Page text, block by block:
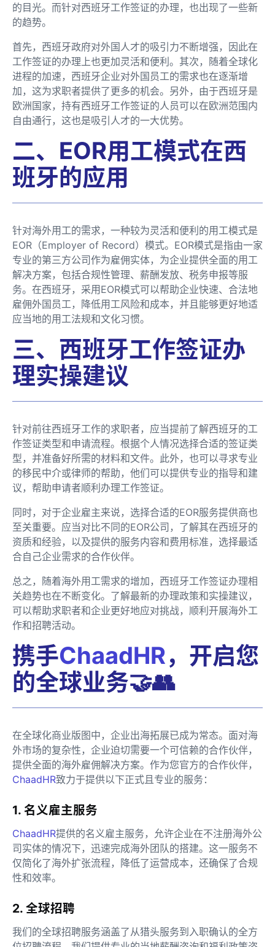
的目光。而针对西班牙工作签证的办理，也出现了一些新
的趋势。
首先，西班牙政府对外国人才的吸引力不断增强，因此在
工作签证的办理上也更加灵活和便利。其次，随着全球化
进程的加速，西班牙企业对外国员工的需求也在逐渐增
加，这为求职者提供了更多的机会。另外，由于西班牙是
欧洲国家，持有西班牙工作签证的人员可以在欧洲范围内
自由通行，这也是吸引人才的一大优势。
二、EOR用工模式在西
班牙的应用
针对海外用工的需求，一种较为灵活和便利的用工模式是
EOR（Employer of Record）模式。EOR模式是指由一家
专业的第三方公司作为雇佣实体，为企业提供全面的用工
解决方案，包括合规性管理、薪酬发放、税务申报等服
务。在西班牙，采用EOR模式可以帮助企业快速、合法地
雇佣外国员工，降低用工风险和成本，并且能够更好地适
应当地的用工法规和文化习惯。
三、西班牙工作签证办
理实操建议
针对前往西班牙工作的求职者，应当提前了解西班牙的工
作签证类型和申请流程。根据个人情况选择合适的签证类
型，并准备好所需的材料和文件。此外，也可以寻求专业
的移民中介或律师的帮助，他们可以提供专业的指导和建
议，帮助申请者顺利办理工作签证。
同时，对于企业雇主来说，选择合适的EOR服务提供商也
至关重要。应当对比不同的EOR公司，了解其在西班牙的
资质和经验，以及提供的服务内容和费用标准，选择最适
合自己企业需求的合作伙伴。
总之，随着海外用工需求的增加，西班牙工作签证办理相
关趋势也在不断变化。了解最新的办理政策和实操建议，
可以帮助求职者和企业更好地应对挑战，顺利开展海外工
作和招聘活动。
携手ChaadHR，开启您
的全球业务🤝👥
在全球化商业版图中，企业出海拓展已成为常态。面对海
外市场的复杂性，企业迫切需要一个可信赖的合作伙伴，
提供全面的海外雇佣解决方案。作为您官方的合作伙伴，
ChaadHR致力于提供以下正式且专业的服务：
1. 名义雇主服务
ChaadHR提供的名义雇主服务，允许企业在不注册海外公
司实体的情况下，迅速完成海外团队的搭建。这一服务不
仅简化了海外扩张流程，降低了运营成本，还确保了合规
性和效率。
2. 全球招聘
我们的全球招聘服务涵盖了从猎头服务到入职确认的全方